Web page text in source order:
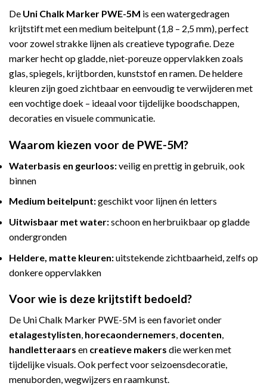
De Uni Chalk Marker PWE-5M is een watergedragen
krijtstift met een medium beitelpunt (1,8 – 2,5 mm), perfect
voor zowel strakke lijnen als creatieve typografie. Deze
marker hecht op gladde, niet-poreuze oppervlakken zoals
glas, spiegels, krijtborden, kunststof en ramen. De heldere
kleuren zijn goed zichtbaar en eenvoudig te verwijderen met
een vochtige doek – ideaal voor tijdelijke boodschappen,
decoraties en visuele communicatie.
Waarom kiezen voor de PWE-5M?
Waterbasis en geurloos:veilig en prettig in gebruik, ook
binnen
Medium beitelpunt:geschikt voor lijnen én letters
Uitwisbaar met water:schoon en herbruikbaar op gladde
ondergronden
Heldere, matte kleuren:uitstekende zichtbaarheid, zelfs op
donkere oppervlakken
Voor wie is deze krijtstift bedoeld?
De Uni Chalk Marker PWE-5M is een favoriet onder
etalagestylisten, horecaondernemers, docenten,
handletteraars en creatieve makers die werken met
tijdelijke visuals. Ook perfect voor seizoensdecoratie,
menuborden, wegwijzers en raamkunst.